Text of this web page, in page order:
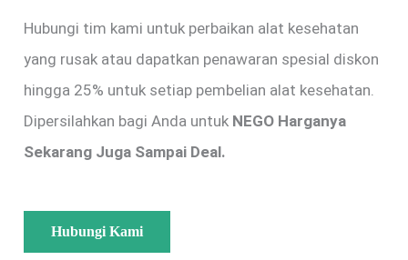
Hubungi tim kami untuk perbaikan alat kesehatan
yang rusak atau dapatkan penawaran spesial diskon
hingga 25% untuk setiap pembelian alat kesehatan.
Dipersilahkan bagi Anda untuk NEGO Harganya
Sekarang Juga Sampai Deal.
Hubungi Kami